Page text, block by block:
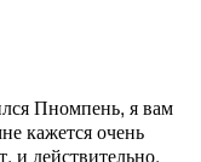
Пномпень, я вам
кажется очень
и действительно,